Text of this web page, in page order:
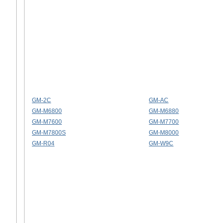
GM-2C
GM-AC
GM-M6800
GM-M6880
GM-M7600
GM-M7700
GM-M7800S
GM-M8000
GM-R04
GM-W9C